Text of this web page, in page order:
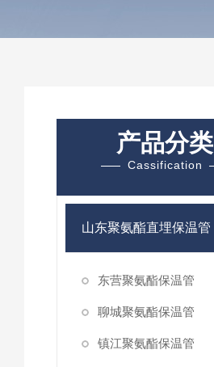
产品分类
Cassification
山东聚氨酯直埋保温管
东营聚氨酯保温管
聊城聚氨酯保温管
镇江聚氨酯保温管